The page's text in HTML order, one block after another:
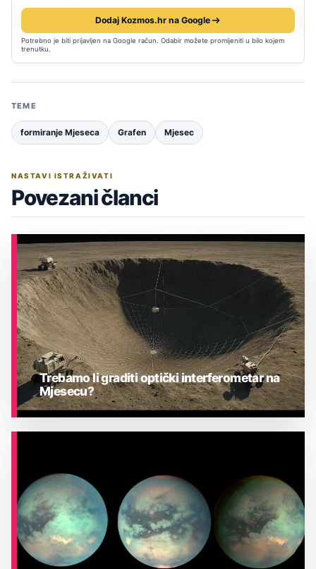
Dodaj Kozmos.hr na Google
Potrebno je biti prijavljen na Google račun. Odabir možete promijeniti u bilo kojem
trenutku.
TEME
formiranje Mjeseca Grafen Mjesec
NASTAVI ISTRAŽIVATI
Povezani članci
Trebamo li graditi optički interferometar na
Mjesecu?